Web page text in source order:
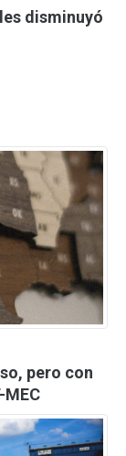
disminuyó
pero con